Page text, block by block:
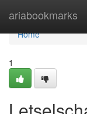
ariabookmarks
Home
Home
1